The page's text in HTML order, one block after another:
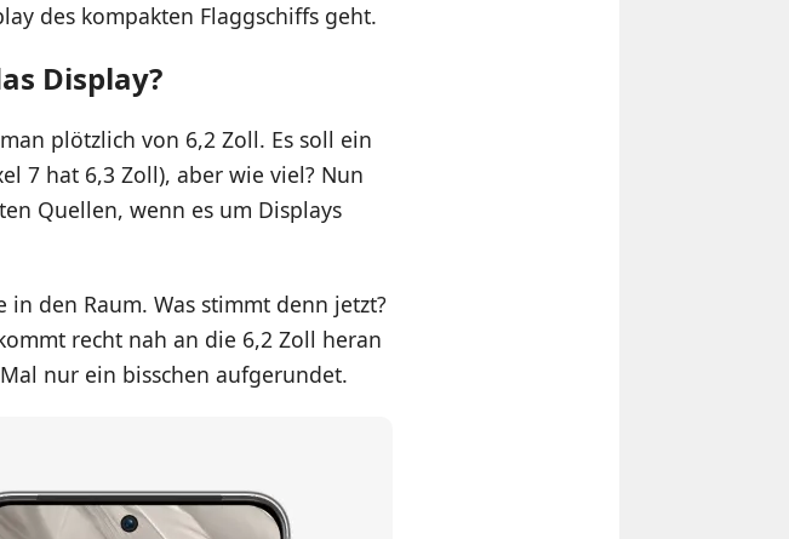
des kompakten Flaggschiffs geht.
Display?
plötzlich von 6,2 Zoll. Es soll ein
7 hat 6,3 Zoll), aber wie viel? Nun
Quellen, wenn es um Displays
den Raum. Was stimmt denn jetzt?
recht nah an die 6,2 Zoll heran
nur ein bisschen aufgerundet.